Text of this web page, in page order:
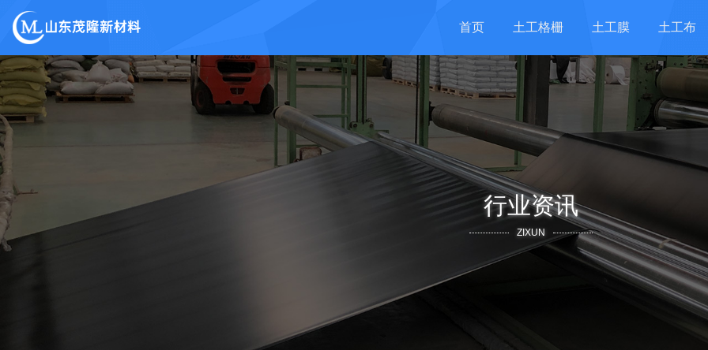
首页 土工格栅 土工膜 土工布
行业资讯
ZIXUN